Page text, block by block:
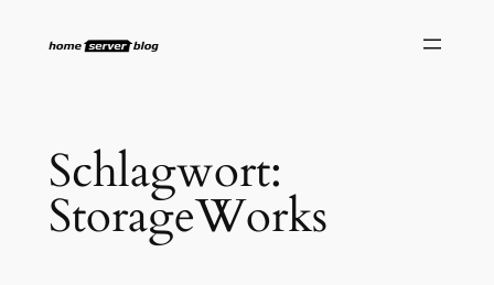
Inhalt
Schlagwort:
StorageWorks